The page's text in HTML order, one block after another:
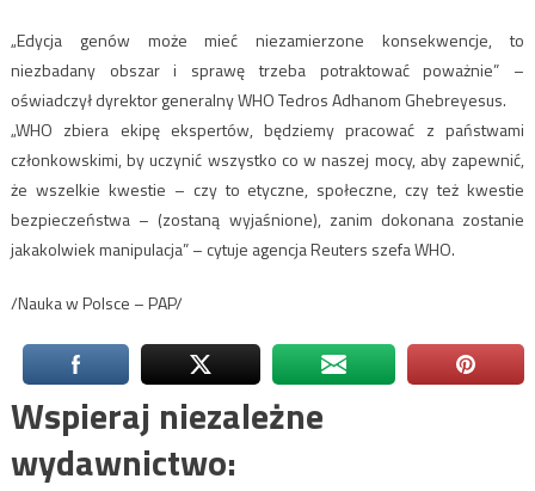
„Edycja genów może mieć niezamierzone konsekwencje, to
niezbadany obszar i sprawę trzeba potraktować poważnie” –
oświadczył dyrektor generalny WHO Tedros Adhanom Ghebreyesus.
„WHO zbiera ekipę ekspertów, będziemy pracować z państwami
członkowskimi, by uczynić wszystko co w naszej mocy, aby zapewnić,
że wszelkie kwestie – czy to etyczne, społeczne, czy też kwestie
bezpieczeństwa – (zostaną wyjaśnione), zanim dokonana zostanie
jakakolwiek manipulacja” – cytuje agencja Reuters szefa WHO.
/Nauka w Polsce – PAP/
Wspieraj niezależne
wydawnictwo: